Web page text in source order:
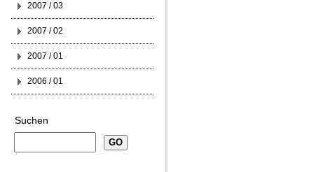
2007 / 03
2007 / 02
2007 / 01
2006 / 01
Suchen